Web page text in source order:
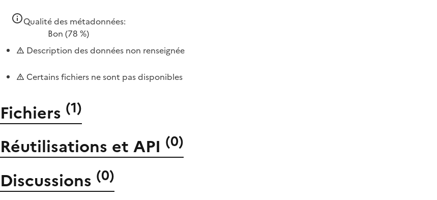
Qualité des métadonnées:
Bon (78 %)
Description des données non renseignée
Certains fichiers ne sont pas disponibles
Fichiers (1)
Réutilisations et API (0)
Discussions (0)